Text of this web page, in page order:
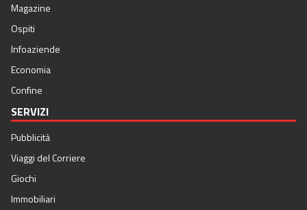
Magazine
Ospiti
Infoaziende
Economia
Confine
SERVIZI
Pubblicità
Viaggi del Corriere
Giochi
Immobiliari